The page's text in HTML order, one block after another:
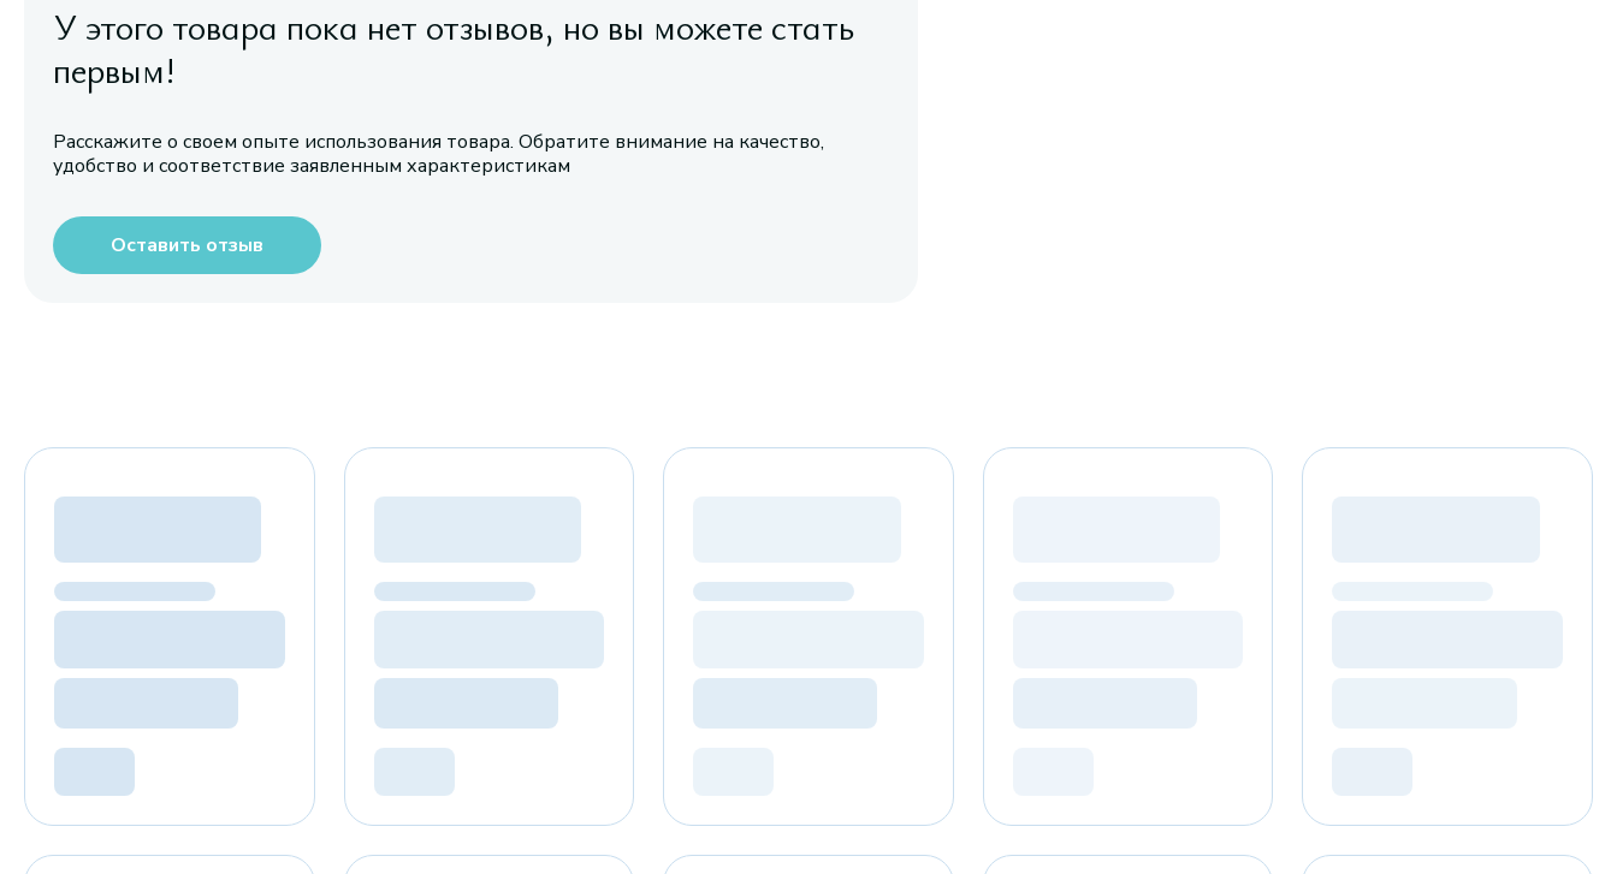
У этого товара пока нет отзывов, но вы можете стать
первым!
Расскажите о своем опыте использования товара. Обратите внимание на качество,
удобство и соответствие заявленным характеристикам
Оставить отзыв